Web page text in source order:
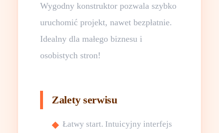
Wygodny konstruktor pozwala szybko
uruchomić projekt, nawet bezpłatnie.
Idealny dla małego biznesu i
osobistych stron!
Zalety serwisu
Łatwy start. Intuicyjny interfejs